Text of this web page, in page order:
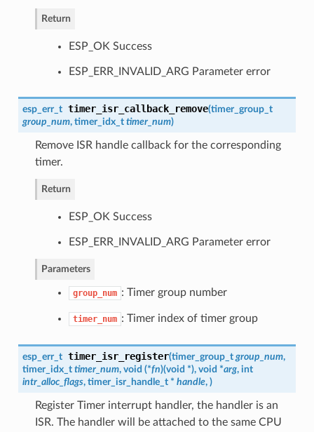
Return
ESP_OK Success
ESP_ERR_INVALID_ARG Parameter error
esp_err_t timer_isr_callback_remove(timer_group_t
group_num, timer_idx_t timer_num)
Remove ISR handle callback for the corresponding
timer.
Return
ESP_OK Success
ESP_ERR_INVALID_ARG Parameter error
Parameters
group_num : Timer group number
timer_num : Timer index of timer group
esp_err_t timer_isr_register(timer_group_t group_num,
timer_idx_t timer_num, void (*fn)(void *), void *arg, int
intr_alloc_flags, timer_isr_handle_t* handle, )
Register Timer interrupt handler, the handler is an
ISR. The handler will be attached to the same CPU